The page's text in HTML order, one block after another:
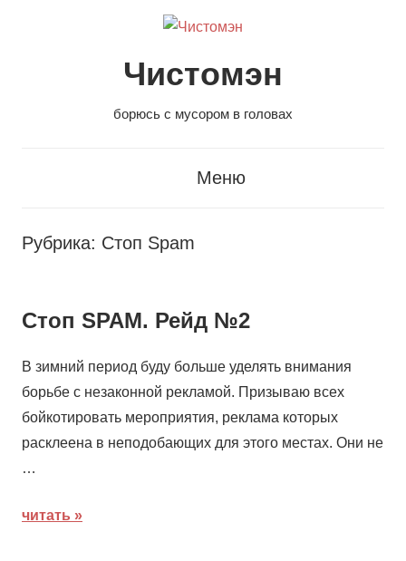
Чистомэн
борюсь с мусором в головах
Меню
Рубрика: Стоп Spam
Стоп SPAM. Рейд №2
В зимний период буду больше уделять внимания
борьбе с незаконной рекламой. Призываю всех
бойкотировать мероприятия, реклама которых
расклеена в неподобающих для этого местах. Они не
…
читать